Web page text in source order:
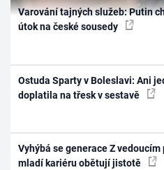
Varování tajných služeb: Putin
útok na české sousedy
Ostuda Sparty v Boleslavi: Ani
doplatila na třesk v sestavě
Vyhýbá se generace Z
mladí kariéru obětují jistotě